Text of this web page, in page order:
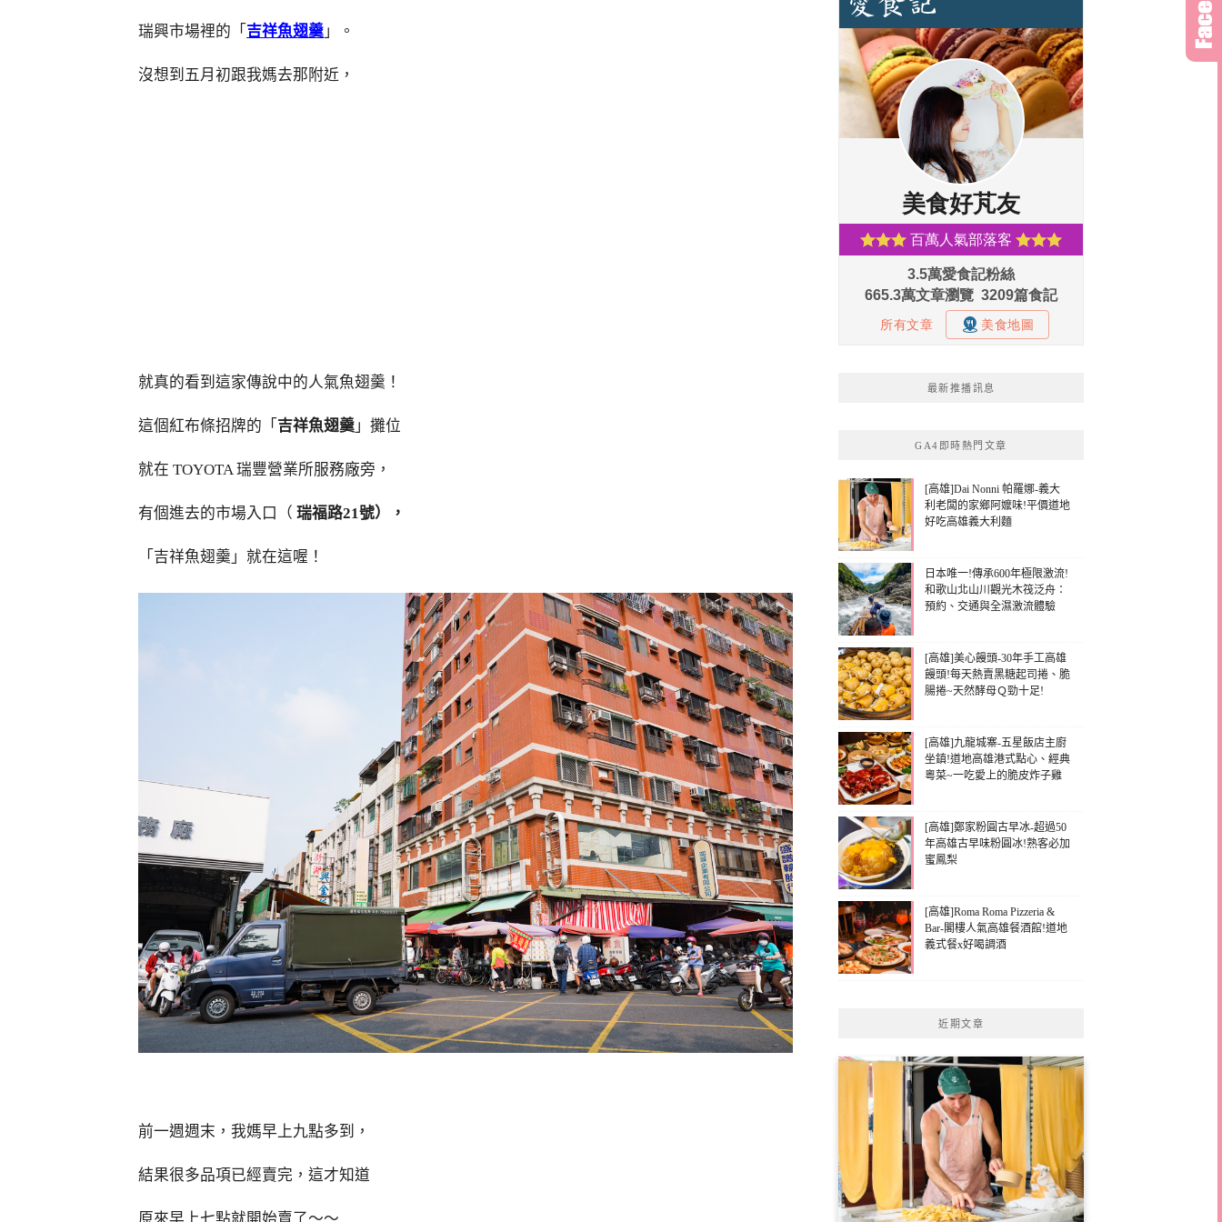
瑞興市場裡的「 吉祥魚翅羹 」。
沒想到五月初跟我媽去那附近，
就真的看到這家傳說中的人氣魚翅羹！
這個紅布條招牌的「 吉祥魚翅羹 」攤位
就在 TOYOTA 瑞豐營業所服務廠旁，
有個進去的市場入口（ 瑞福路21號），
「吉祥魚翅羹」就在這喔！
前一週週末，我媽早上九點多到，
結果很多品項已經賣完，這才知道
最新推播訊息
GA4即時熱門文章
[高雄]Dai Nonni 帕羅娜-義大
利老闆的家鄉阿嬤味!平價道地
好吃高雄義大利麵
日本唯一!傳承600年極限激流!
和歌山北山川觀光木筏泛舟：
預約、交通與全濕激流體驗
[高雄]美心饅頭-30年手工高雄
饅頭!每天熱賣黑糖起司捲、脆
腸捲~天然酵母Ｑ勁十足!
[高雄]九龍城寨-五星飯店主廚
坐鎮!道地高雄港式點心、經典
粵菜~一吃愛上的脆皮炸子雞
[高雄]鄭家粉圓古早冰-超過50
年高雄古早味粉圓冰!熟客必加
蜜鳳梨
[高雄]Roma Roma Pizzeria &
Bar-閣樓人氣高雄餐酒館!道地
義式餐x好喝調酒
近期文章